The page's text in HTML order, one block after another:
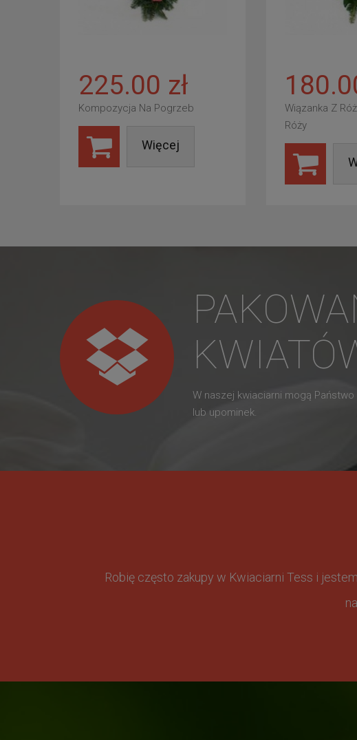
225.00 zł
Kompozycja Na Pogrzeb
Więcej
Wiązanka Z
Róży
W naszej kwiaciarni mogą
lub upominek.
Robię często zakupy w Kwiaciarni Tess i